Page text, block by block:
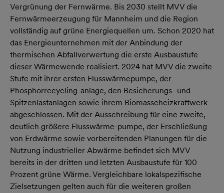
Vergrünung der Fernwärme. Bis 2030 stellt MVV die
Fernwärmeerzeugung für Mannheim und die Region
vollständig auf grüne Energiequellen um. Schon 2020 hat
das Energieunternehmen mit der Anbindung der
thermischen Abfallverwertung die erste Ausbaustufe
dieser Wärmewende realisiert. 2024 hat MVV die zweite
Stufe mit ihrer ersten Flusswärmepumpe, der
Phosphorrecycling-anlage, den Besicherungs- und
Spitzenlastanlagen sowie ihrem Biomasseheizkraftwerk
abgeschlossen. Mit der Ausschreibung für eine zweite,
deutlich größere Flusswärme-pumpe, der Erschließung
von Erdwärme sowie vorbereitenden Planungen für die
Nutzung industrieller Abwärme befindet sich MVV
bereits in der dritten und letzten Ausbaustufe für 100
Prozent grüne Wärme. Vergleichbare lokalspezifische
Zielsetzungen gelten auch für die weiteren großen